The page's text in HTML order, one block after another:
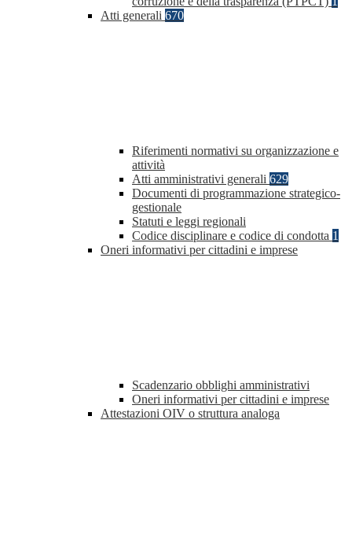
Atti generali 670
Riferimenti normativi su organizzazione e
attività
Atti amministrativi generali 629
Documenti di programmazione strategico-
gestionale
Statuti e leggi regionali
Codice disciplinare e codice di condotta 1
Oneri informativi per cittadini e imprese
Scadenzario obblighi amministrativi
Oneri informativi per cittadini e imprese
Attestazioni OIV o struttura analoga